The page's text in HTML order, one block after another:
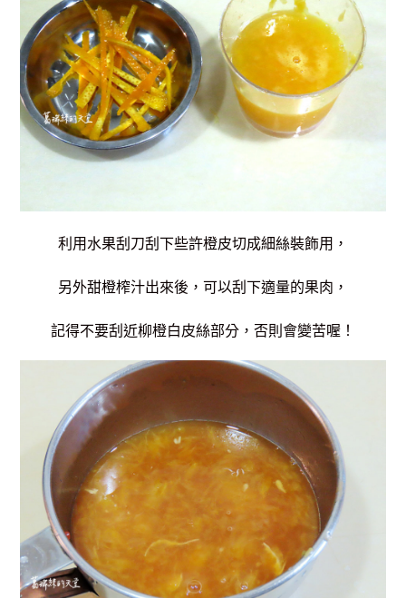
利用水果刮刀刮下些許橙皮切成細絲裝飾用，
另外甜橙榨汁出來後，可以刮下適量的果肉，
記得不要刮近柳橙白皮絲部分，否則會變苦喔！